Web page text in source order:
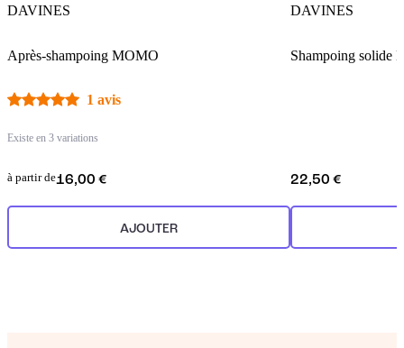
DAVINES
Après-shampoing MOMO
1 avis
Existe en 3 variations
à partir de16,00 €
AJOUTER
DAVINES
Shampoing solide
22,50 €